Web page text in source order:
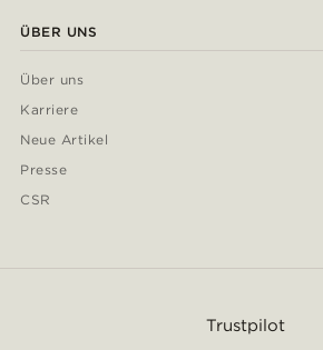
ÜBER UNS
Über uns
Karriere
Neue Artikel
Presse
CSR
Trustpilot